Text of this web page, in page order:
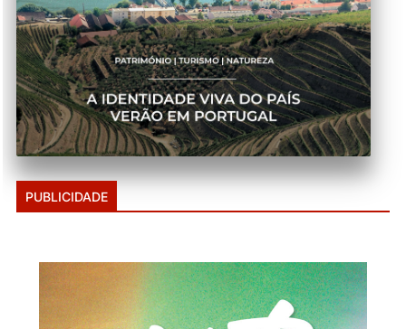
PUBLICIDADE